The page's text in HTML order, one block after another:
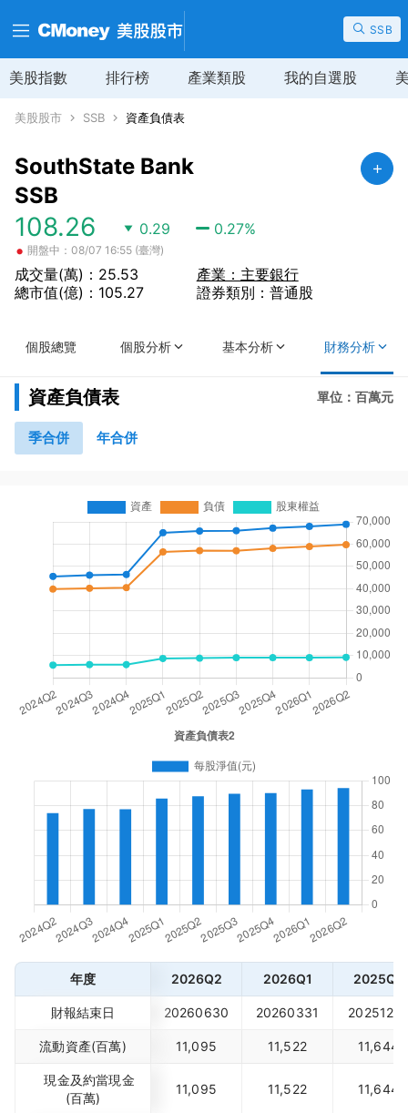
SSB
美股指數 排行榜 產業類股 我的自選股
美股股市 SSB 資產負債表
SouthState Bank
SSB
108.26 0.29 0.27%
• 開盤中：08/07 16:55 (臺灣)
成交量(萬)：25.53
總市值(億)：105.27
產業：主要銀行
證券類別：普通股
個股總覽 個股分析 基本分析 財務分析
資產負債表 單位：百萬元
季合併 年合併
年度 2026Q2 2026Q1 2025Q4
財報結束日 20260630 20260331 20251231
流動資產(百萬) 11,095 11,522 11,644
現金及約當現金
(百萬)
11,095 11,522 11,644